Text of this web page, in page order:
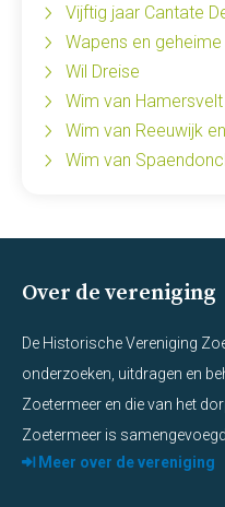
Vijftig jaar Cantate
Wapens en
Wil Dreise
Wim van Hamersvelt
Wim van Reeuwijk
Wim van
Over de vereniging
De Historische Vereniging
onderzoeken, uitdragen en
Zoetermeer en die van het
Zoetermeer is samengevoegd.
Meer over de vereniging